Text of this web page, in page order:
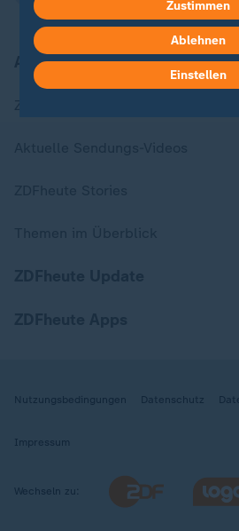
Aktuell bei ZDFheute
Nutzungsbedingungen Datenschutz
Impressum
Wechseln zu:
Zustimmen
Ablehnen
Einstellen